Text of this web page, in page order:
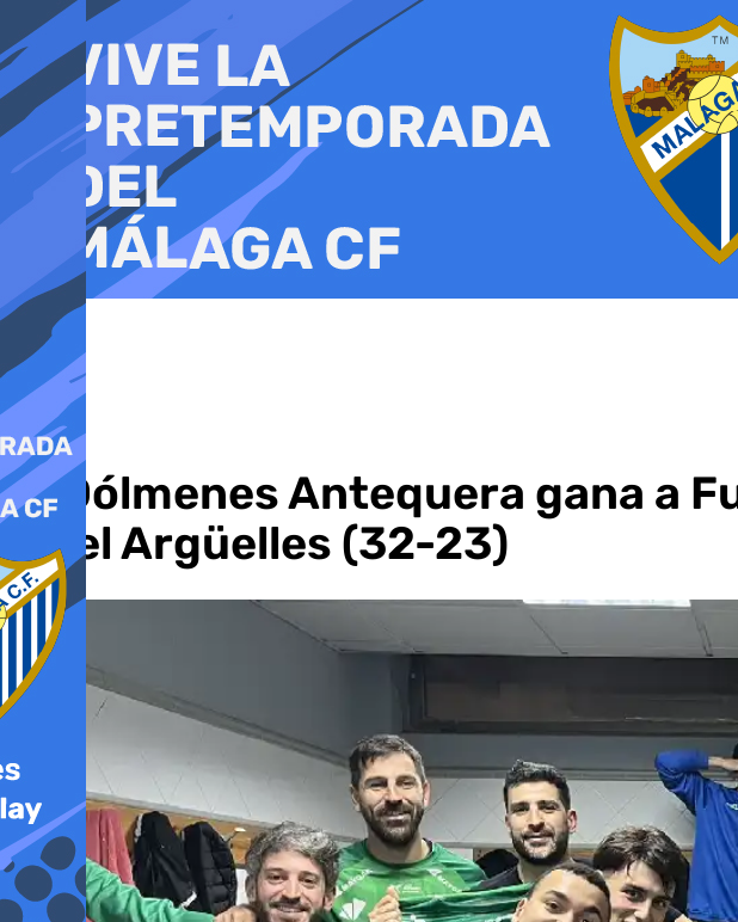
al
contenido
El Dólmenes Antequera gana a
en el Argüelles (32-23)